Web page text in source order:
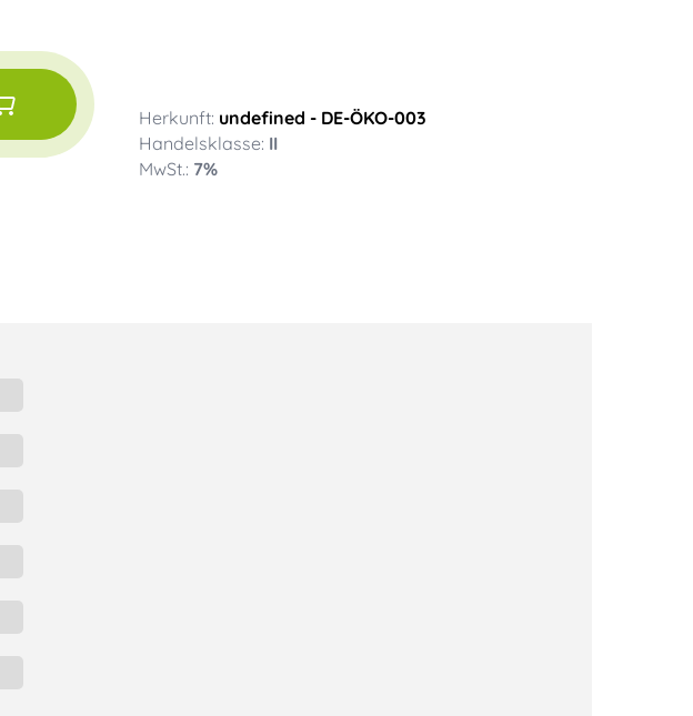
Herkunft: undefined - DE-ÖKO-003
Handelsklasse: II
MwSt.: 7%